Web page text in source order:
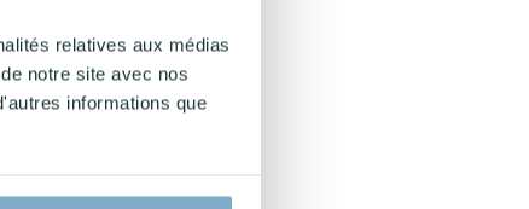
relatives aux médias
notre site avec nos
informations que